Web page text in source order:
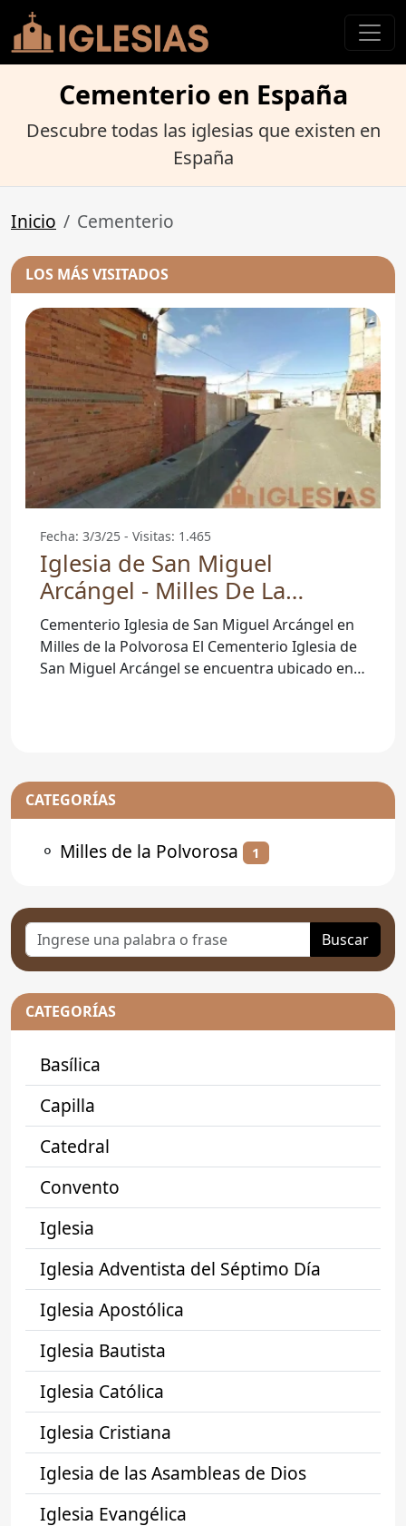
Cementerio en España
Descubre todas las iglesias que existen en
España
Inicio Cementerio
LOS MÁS VISITADOS
Fecha: 3/3/25 - Visitas: 1.465
Iglesia de San Miguel
Arcángel - Milles De La
Polvorosa
Cementerio Iglesia de San Miguel Arcángel en
Milles de la Polvorosa El Cementerio Iglesia de
San Miguel Arcángel se encuentra ubicado en
CATEGORÍAS
⚬ Milles de la Polvorosa 1
Buscar
CATEGORÍAS
Basílica
Capilla
Catedral
Convento
Iglesia
Iglesia Adventista del Séptimo Día
Iglesia Apostólica
Iglesia Bautista
Iglesia Católica
Iglesia Cristiana
Iglesia de las Asambleas de Dios
Iglesia Evangélica